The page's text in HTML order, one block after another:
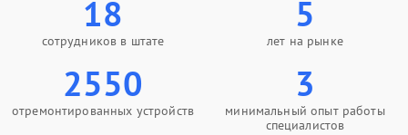
18
сотрудников в штате
5
лет на рынке
2550
отремонтированных устройств
3
минимальный опыт работы
специалистов